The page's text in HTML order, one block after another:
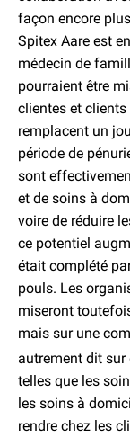
façon encore
Spitex Aare est
médecin de
pourraient être
clientes et
remplacent un
période de
sont
et de soins à
voire de réduire
ce potentiel
était complété
pouls. Les
miseront
mais sur une
autrement dit sur
telles que les
les soins à
rendre chez les